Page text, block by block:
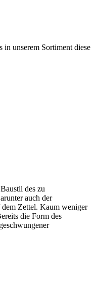
unserem Sortiment diese
des zu
auch der
Zettel. Kaum weniger
die Form des